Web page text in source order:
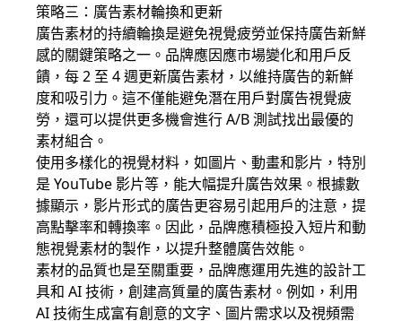
策略三：廣告素材輪換和更新
廣告素材的持續輪換是避免視覺疲勞並保持廣告新鮮
感的關鍵策略之一。品牌應因應市場變化和用戶反
饋，每 2 至 4 週更新廣告素材，以維持廣告的新鮮
度和吸引力。這不僅能避免潛在用戶對廣告視覺疲
勞，還可以提供更多機會進行 A/B 測試找出最優的
素材組合。
使用多樣化的視覺材料，如圖片、動畫和影片，特別
是 YouTube 影片等，能大幅提升廣告效果。根據數
據顯示，影片形式的廣告更容易引起用戶的注意，提
高點擊率和轉換率。因此，品牌應積極投入短片和動
態視覺素材的製作，以提升整體廣告效能。
素材的品質也是至關重要，品牌應運用先進的設計工
具和 AI 技術，創建高質量的廣告素材。例如，利用
AI 技術生成富有創意的文字、圖片需求以及視頻需